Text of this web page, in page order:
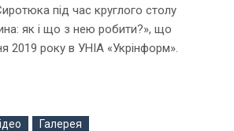
під час круглого столу
як і що з нею робити?», що
2019 року в УНІА «Укрінформ».
Галерея